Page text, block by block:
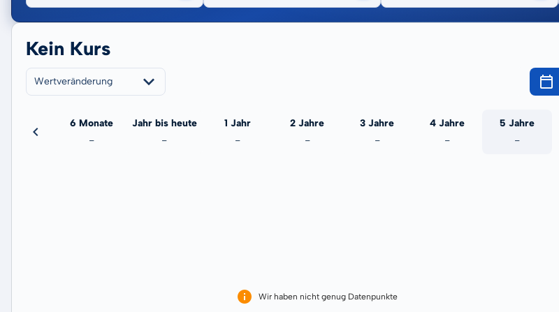
Kein Kurs
Wertveränderung
6 Monate
-
Jahr bis heute
-
1 Jahr
-
2 Jahre
-
3 Jahre
-
4 Jahre
-
5 Jahre
-
Wir haben nicht genug Datenpunkte